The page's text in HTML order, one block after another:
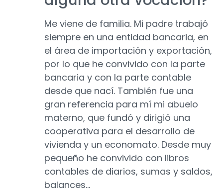
Me viene de familia. Mi padre trabajó
siempre en una entidad bancaria, en
el área de importación y exportación,
por lo que he convivido con la parte
bancaria y con la parte contable
desde que nací. También fue una
gran referencia para mí mi abuelo
materno, que fundó y dirigió una
cooperativa para el desarrollo de
vivienda y un economato. Desde muy
pequeño he convivido con libros
contables de diarios, sumas y saldos,
balances…